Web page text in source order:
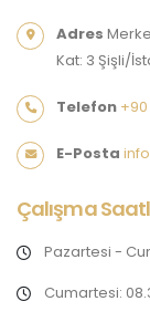
Adres
Kat: 3 Şişli/
Telefon +90
E-Posta
Çalışma
Pazartesi -
Cumartesi: